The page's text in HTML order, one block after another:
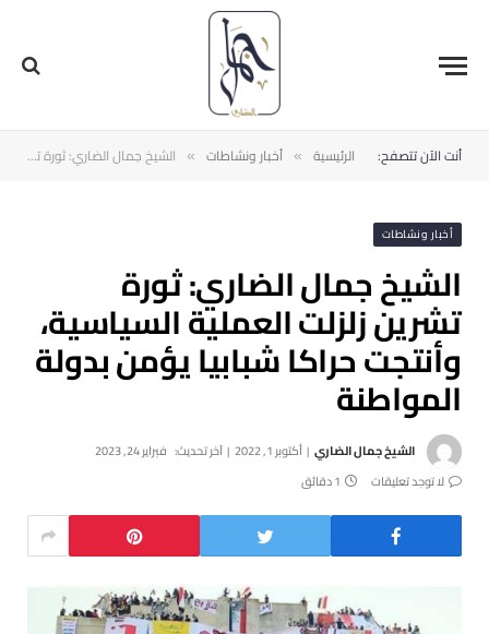
أنت الآن تتصفح: الرئيسية » أخبار ونشاطات » الشيخ جمال الضاري: ‫ثورة تشرين‬ زلزلت العملية السياسية، وأنتجت حراكا شبابيا يؤمن بدولة المواطنة
أخبار ونشاطات
الشيخ جمال الضاري: ‫ثورة
تشرين‬ زلزلت العملية السياسية،
وأنتجت حراكا شبابيا يؤمن بدولة
المواطنة
الشيخ جمال الضاري أكتوبر 1, 2022 آخر تحديث: فبراير 24, 2023
لا توجد تعليقات
1 دقائق